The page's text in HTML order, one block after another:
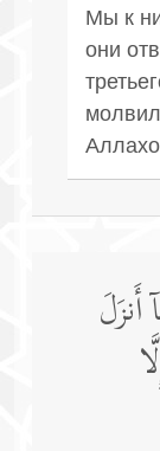
Мы к
они
أَنزَلَ